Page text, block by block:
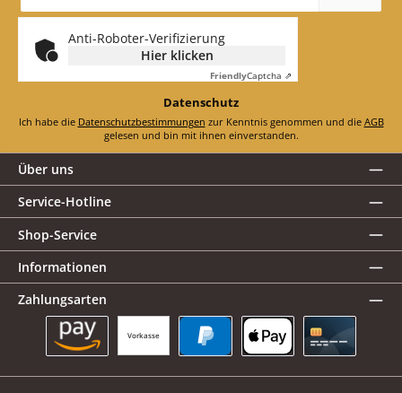
*
Anti-Roboter-Verifizierung
Hier klicken
FriendlyCaptcha ⇗
Datenschutz
Ich habe die Datenschutzbestimmungen zur Kenntnis genommen und die AGB
gelesen und bin mit ihnen einverstanden.
Über uns
Service-Hotline
Shop-Service
Informationen
Zahlungsarten
Vorkasse